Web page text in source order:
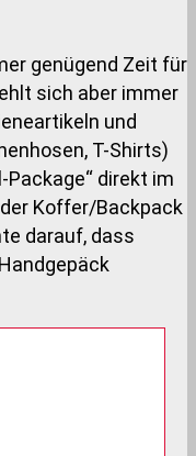
genügend Zeit für
sich aber immer
und
T-Shirts)
Package“ direkt im
Koffer/Backpack
darauf, dass